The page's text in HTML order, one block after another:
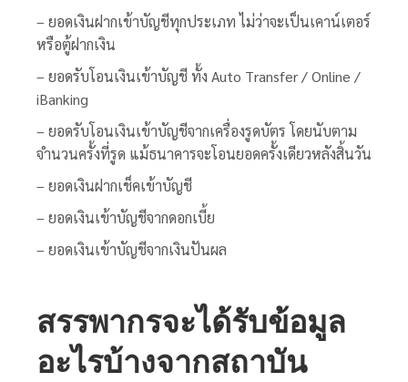
– ยอดเงินฝากเข้าบัญชีทุกประเภท ไม่ว่าจะเป็นเคาน์เตอร์
หรือตู้ฝากเงิน
– ยอดรับโอนเงินเข้าบัญชี ทั้ง Auto Transfer / Online /
iBanking
– ยอดรับโอนเงินเข้าบัญชีจากเครื่องรูดบัตร โดยนับตาม
จำนวนครั้งที่รูด แม้ธนาคารจะโอนยอดครั้งเดียวหลังสิ้นวัน
– ยอดเงินฝากเช็คเข้าบัญชี
– ยอดเงินเข้าบัญชีจากดอกเบี้ย
– ยอดเงินเข้าบัญชีจากเงินปันผล
สรรพากรจะได้รับข้อมูล
อะไรบ้างจากสถาบัน